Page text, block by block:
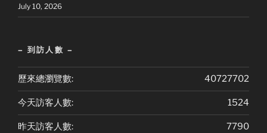
July 10, 2026
– 到訪人數 –
40727702
歷來總瀏覽數:
1524
今天訪客人數:
7790
昨天訪客人數: